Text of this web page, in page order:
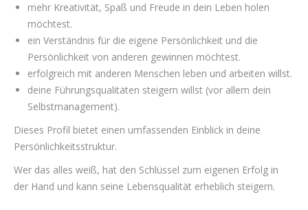
mehr Kreativität, Spaß und Freude in dein Leben holen
möchtest.
ein Verständnis für die eigene Persönlichkeit und die
Persönlichkeit von anderen gewinnen möchtest.
erfolgreich mit anderen Menschen leben und arbeiten willst.
deine Führungsqualitäten steigern willst (vor allem dein
Selbstmanagement).
Dieses Profil bietet einen umfassenden Einblick in deine
Persönlichkeitsstruktur.
Wer das alles weiß, hat den Schlüssel zum eigenen Erfolg in
der Hand und kann seine Lebensqualität erheblich steigern.